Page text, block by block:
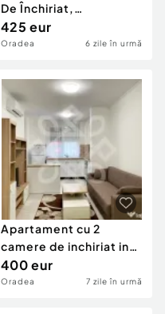
De Închiriat,
Ultracentral
425 eur
Oradea 6 zile în urmă
Apartament cu 2
camere de inchiriat in
ARED Iosia
400 eur
Oradea 7 zile în urmă